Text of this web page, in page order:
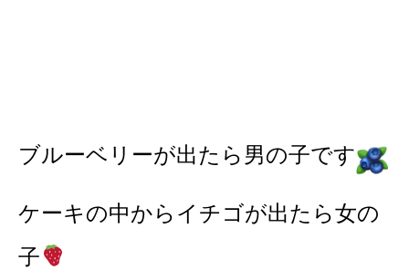
ブルーベリーが出たら男の子です
ケーキの中からイチゴが出たら女の
子